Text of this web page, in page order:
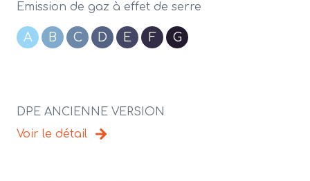
Emission de gaz à effet de serre
A B C D E F G
DPE ANCIENNE VERSION
Voir le détail